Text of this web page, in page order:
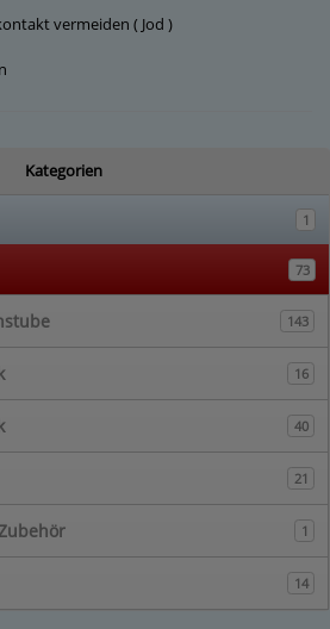
Kategorien
1
73
143
16
40
21
1
14
vermeiden ( Jod )